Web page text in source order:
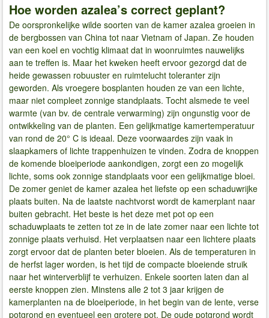
Hoe worden azalea’s correct geplant?
De oorspronkelijke wilde soorten van de kamer azalea groeien in
de bergbossen van China tot naar Vietnam of Japan. Ze houden
van een koel en vochtig klimaat dat in woonruimtes nauwelijks
aan te treffen is. Maar het kweken heeft ervoor gezorgd dat de
heide gewassen robuuster en ruimtelucht toleranter zijn
geworden. Als vroegere bosplanten houden ze van een lichte,
maar niet compleet zonnige standplaats. Tocht alsmede te veel
warmte (van bv. de centrale verwarming) zijn ongunstig voor de
ontwikkeling van de planten. Een gelijkmatige kamertemperatuur
van rond de 20° C is ideaal. Deze voorwaardes zijn vaak in
slaapkamers of lichte trappenhuizen te vinden. Zodra de knoppen
de komende bloeiperiode aankondigen, zorgt een zo mogelijk
lichte, soms ook zonnige standplaats voor een gelijkmatige bloei.
De zomer geniet de kamer azalea het liefste op een schaduwrijke
plaats buiten. Na de laatste nachtvorst wordt de kamerplant naar
buiten gebracht. Het beste is het deze met pot op een
schaduwplaats te zetten tot ze in de late zomer naar een lichte tot
zonnige plaats verhuisd. Het verplaatsen naar een lichtere plaats
zorgt ervoor dat de planten beter bloeien. Als de temperaturen in
de herfst lager worden, is het tijd de compacte bloeiende struik
naar het winterverblijf te verhuizen. Enkele soorten laten dan al
eerste knoppen zien. Minstens alle 2 tot 3 jaar krijgen de
kamerplanten na de bloeiperiode, in het begin van de lente, verse
potgrond en eventueel een grotere pot. De oude potgrond wordt